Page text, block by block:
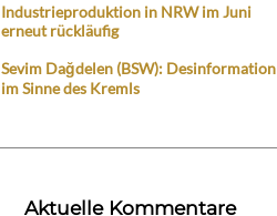
Industrieproduktion in NRW im Juni
erneut rückläufig
Sevim Dağdelen (BSW): Desinformation
im Sinne des Kremls
Aktuelle Kommentare